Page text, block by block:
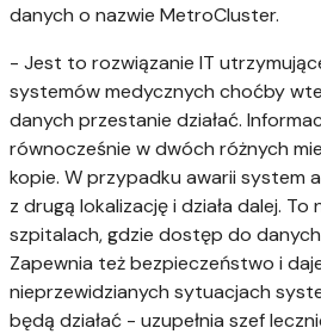
danych o nazwie MetroCluster.
- Jest to rozwiązanie IT
systemów medycznych choćby
danych przestanie działać.
równocześnie w dwóch różnych
kopie. W przypadku awarii system
z drugą lokalizację i działa dalej. To
szpitalach, gdzie dostęp do danych
Zapewnia też bezpieczeństwo i
nieprzewidzianych sytuacjach
będą działać - uzupełnia szef